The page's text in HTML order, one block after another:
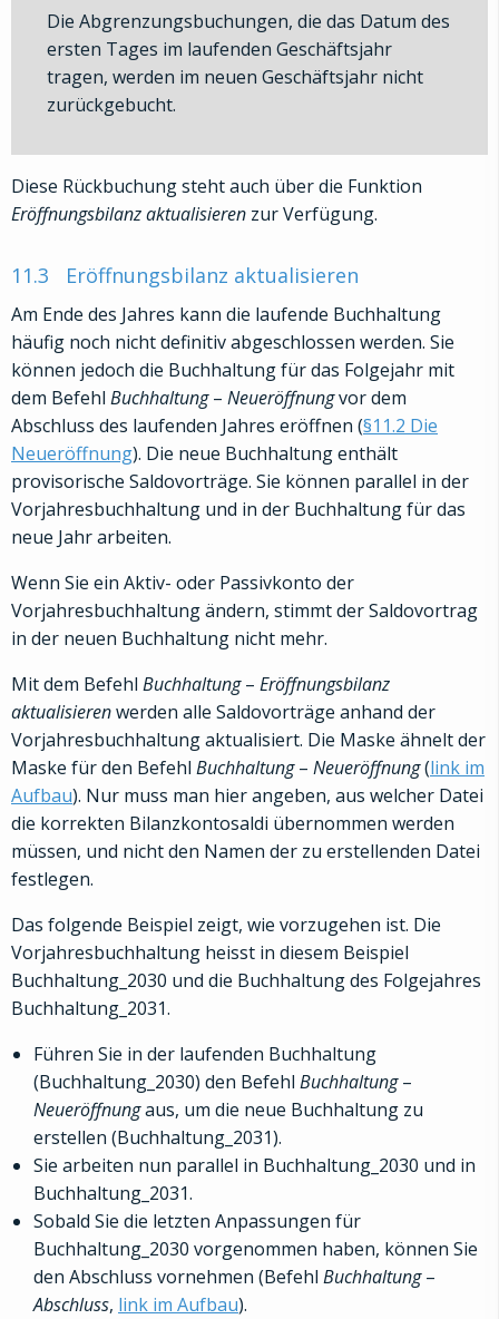
Die Abgrenzungsbuchungen, die das Datum des
ersten Tages im laufenden Geschäftsjahr
tragen, werden im neuen Geschäftsjahr nicht
zurückgebucht.
Diese Rückbuchung steht auch über die Funktion
Eröffnungsbilanz aktualisieren zur Verfügung.
11.3 Eröffnungsbilanz aktualisieren
Am Ende des Jahres kann die laufende Buchhaltung
häufig noch nicht definitiv abgeschlossen werden. Sie
können jedoch die Buchhaltung für das Folgejahr mit
dem Befehl Buchhaltung– Neueröffnungvor dem
Abschluss des laufenden Jahres eröffnen (§11.2 Die
Neueröffnung). Die neue Buchhaltung enthält
provisorische Saldovorträge. Sie können parallel in der
Vorjahresbuchhaltung und in der Buchhaltung für das
neue Jahr arbeiten.
Wenn Sie ein Aktiv- oder Passivkonto der
Vorjahresbuchhaltung ändern, stimmt der Saldovortrag
in der neuen Buchhaltung nicht mehr.
Mit dem Befehl Buchhaltung– Eröffnungsbilanz
aktualisierenwerden alle Saldovorträge anhand der
Vorjahresbuchhaltung aktualisiert. Die Maske ähnelt der
Maske für den Befehl Buchhaltung– Neueröffnung(link im
Aufbau). Nur muss man hier angeben, aus welcher Datei
die korrekten Bilanzkontosaldi übernommen werden
müssen, und nicht den Namen der zu erstellenden Datei
festlegen.
Das folgende Beispiel zeigt, wie vorzugehen ist. Die
Vorjahresbuchhaltung heisst in diesem Beispiel
Buchhaltung_2030 und die Buchhaltung des Folgejahres
Buchhaltung_2031.
Führen Sie in der laufenden Buchhaltung
(Buchhaltung_2030) den Befehl Buchhaltung–
Neueröffnungaus, um die neue Buchhaltung zu
erstellen (Buchhaltung_2031).
Sie arbeiten nun parallel in Buchhaltung_2030 und in
Buchhaltung_2031.
Sobald Sie die letzten Anpassungen für
Buchhaltung_2030 vorgenommen haben, können Sie
den Abschluss vornehmen (Befehl Buchhaltung–
Abschluss, link im Aufbau).